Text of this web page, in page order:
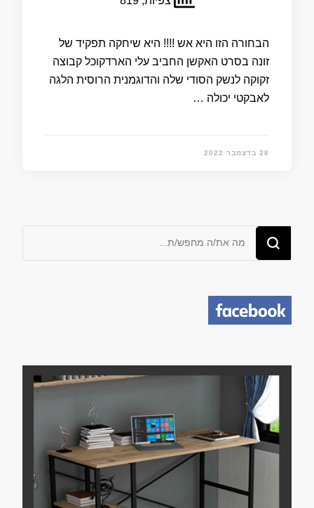
הבחורה הזו היא אש !!!! היא שיחקה תפקיד של
זונה בסרט האקשן החביב עלי הארדקוכל קבוצה
זקוקה לנשק הסודי שלה והדוגמנית הרוסית הלגה
לאבקטי יכולה …
28 בדצמבר 2022
מחפש/ת
משהו?